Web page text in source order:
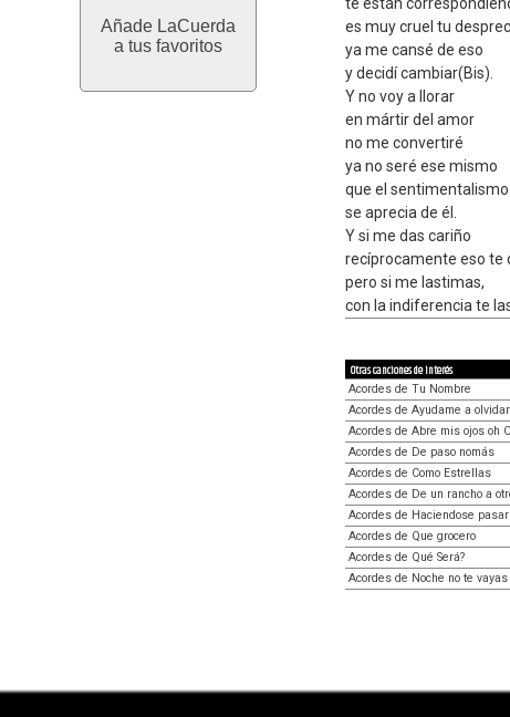
Añade LaCuerda
a tus favoritos
es muy cruel tu
ya me cansé de eso
y decidí cambiar(Bis).
Y no voy a llorar
en mártir del amor
no me convertiré
ya no seré ese mismo
que el sentimentalismo
se aprecia de él.
Y si me das cariño
recíprocamente eso te
pero si me lastimas,
con la indiferencia te
Otras canciones de interés
Acordes de Tu Nombre
Acordes de Ayudame a olvidar
Acordes de Abre mis ojos oh
Acordes de De paso nomás
Acordes de Como Estrellas
Acordes de De un rancho a
Acordes de Haciendose
Acordes de Que grocero
Acordes de Qué Será?
Acordes de Noche no te vayas